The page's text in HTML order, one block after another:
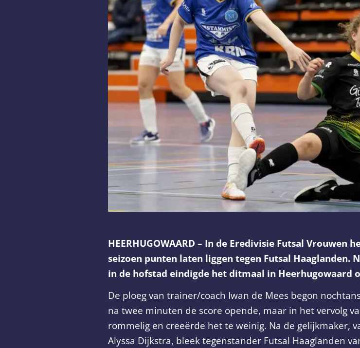
HEERHUGOWAARD – In de Eredivisie Futsal
seizoen punten laten liggen tegen Futsal Haaglanden.
in de hofstad eindigde het ditmaal in Heerhugowaard
De ploeg van trainer/coach Iwan de Mees begon
na twee minuten de score opende, maar in het vervolg
rommelig en creeërde het te weinig. Na de gelijkmaker,
Alyssa Dijkstra, bleek tegenstander Futsal Haaglanden